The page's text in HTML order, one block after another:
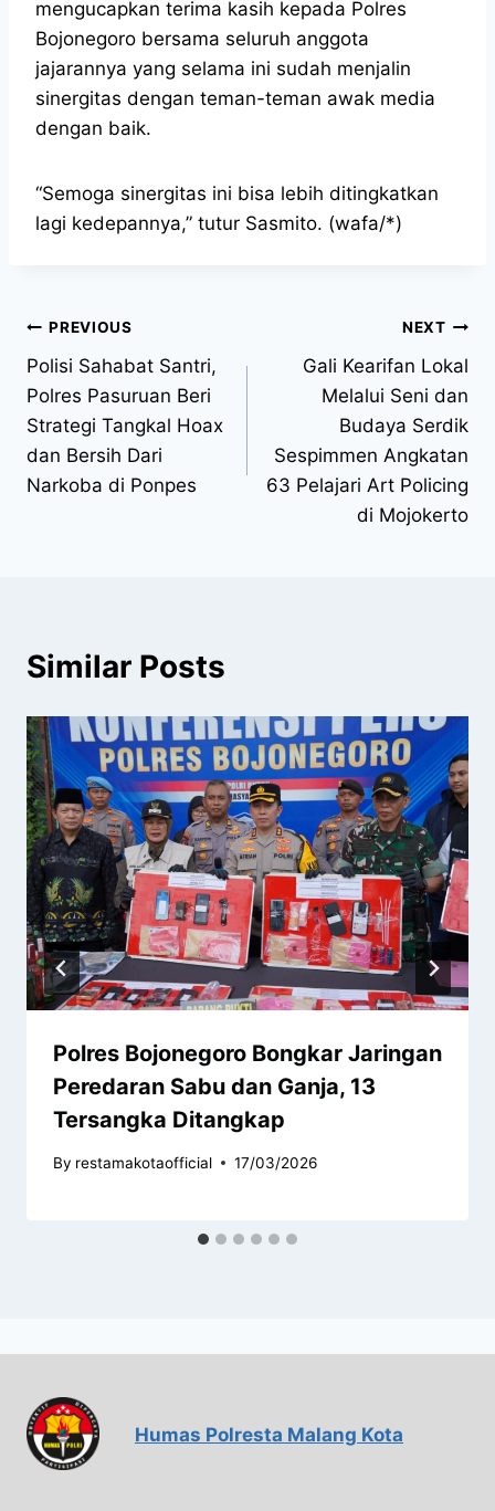
mengucapkan terima kasih kepada Polres
Bojonegoro bersama seluruh anggota
jajarannya yang selama ini sudah menjalin
sinergitas dengan teman-teman awak media
dengan baik.
“Semoga sinergitas ini bisa lebih ditingkatkan
lagi kedepannya,” tutur Sasmito. (wafa/*)
PREVIOUS
Polisi Sahabat Santri,
Polres Pasuruan Beri
Strategi Tangkal Hoax
dan Bersih Dari
Narkoba di Ponpes
NEXT
Gali Kearifan Lokal
Melalui Seni dan
Budaya Serdik
Sespimmen Angkatan
63 Pelajari Art Policing
di Mojokerto
Similar Posts
Polres Bojonegoro Bongkar Jaringan
Peredaran Sabu dan Ganja, 13
Tersangka Ditangkap
By restamakotaofficial 17/03/2026
Humas Polresta Malang Kota